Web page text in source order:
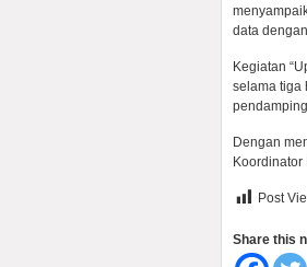
data
Kegiatan
selama tiga
Dengan
Post
Share this